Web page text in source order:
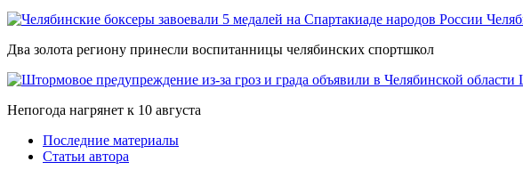
Два золота региону принесли воспитанницы челябинских спортшкол
Непогода нагрянет к 10 августа
Последние материалы
Статьи автора